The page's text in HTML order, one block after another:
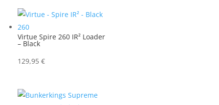
27,95 €24,95 €.
Virtue Spire 260 IR² Loader
– Black
129,95€